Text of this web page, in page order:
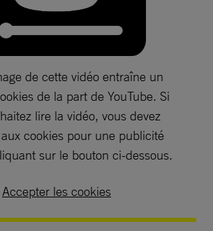
de cette vidéo entraîne un
de la part de YouTube. Si
lire la vidéo, vous devez
cookies pour une publicité
sur le bouton ci-dessous.
Accepter les cookies